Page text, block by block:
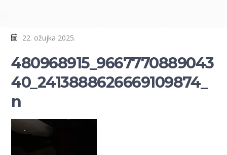
22. ožujka 2025.
480968915_9667770889043
40_2413888626669109874_
n